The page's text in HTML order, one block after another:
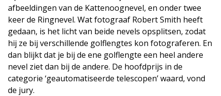
afbeeldingen van de Kattenoognevel, en onder twee
keer de Ringnevel. Wat fotograaf Robert Smith heeft
gedaan, is het licht van beide nevels opsplitsen, zodat
hij ze bij verschillende golflengtes kon fotograferen. En
dan blijkt dat je bij de ene golflengte een heel andere
nevel ziet dan bij de andere. De hoofdprijs in de
categorie ‘geautomatiseerde telescopen’ waard, vond
de jury.